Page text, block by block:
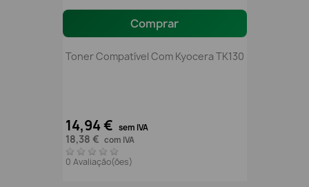
Comprar
Toner Compatível Com Kyocera TK130
14,94 € sem IVA
18,38 € com IVA
0 Avaliação(ões)